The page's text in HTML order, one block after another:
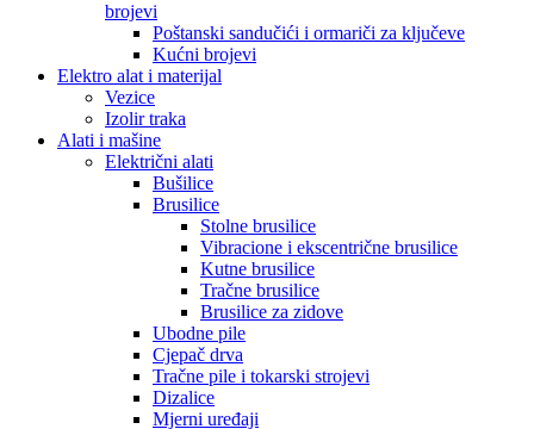
brojevi
Poštanski sandučići i ormariči za ključeve
Kućni brojevi
Elektro alat i materijal
Vezice
Izolir traka
Alati i mašine
Električni alati
Bušilice
Brusilice
Stolne brusilice
Vibracione i ekscentrične brusilice
Kutne brusilice
Tračne brusilice
Brusilice za zidove
Ubodne pile
Cjepač drva
Tračne pile i tokarski strojevi
Dizalice
Mjerni uređaji